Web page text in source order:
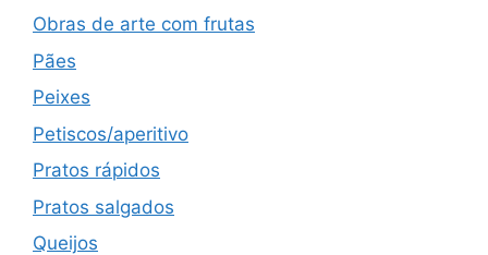
Obras de arte com frutas
Pães
Peixes
Petiscos/aperitivo
Pratos rápidos
Pratos salgados
Queijos